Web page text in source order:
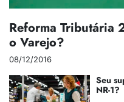
Reforma Tributária
o Varejo?
08/12/2016
Seu
NR-1?